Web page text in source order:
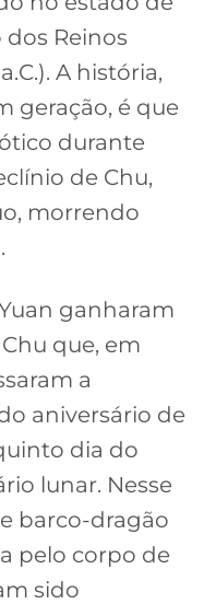
Reinos
A história,
geração, é que
durante
de Chu,
morrendo
ganharam
que, em
a
aniversário de
dia do
lunar. Nesse
barco-dragão
pelo corpo de
sido